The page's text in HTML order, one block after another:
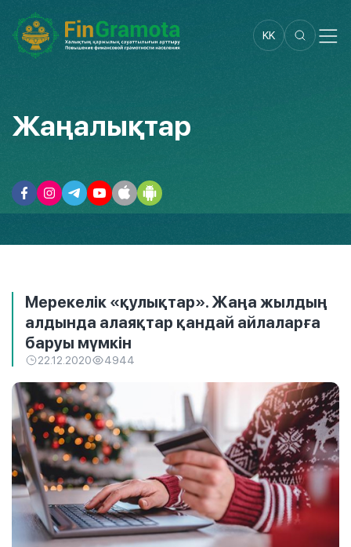
KK
Жаңалықтар
Мерекелік «қулықтар». Жаңа жылдың
алдында алаяқтар қандай айлаларға
баруы мүмкін
22.12.2020 4944